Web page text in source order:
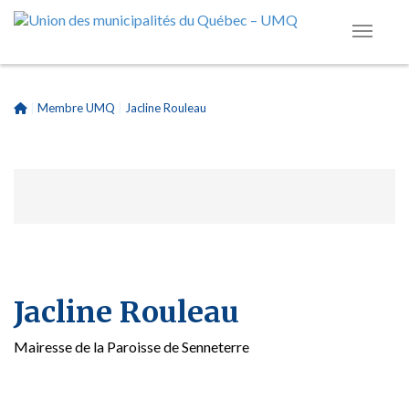
Membre UMQ Jacline Rouleau
Jacline Rouleau
Mairesse de la Paroisse de Senneterre